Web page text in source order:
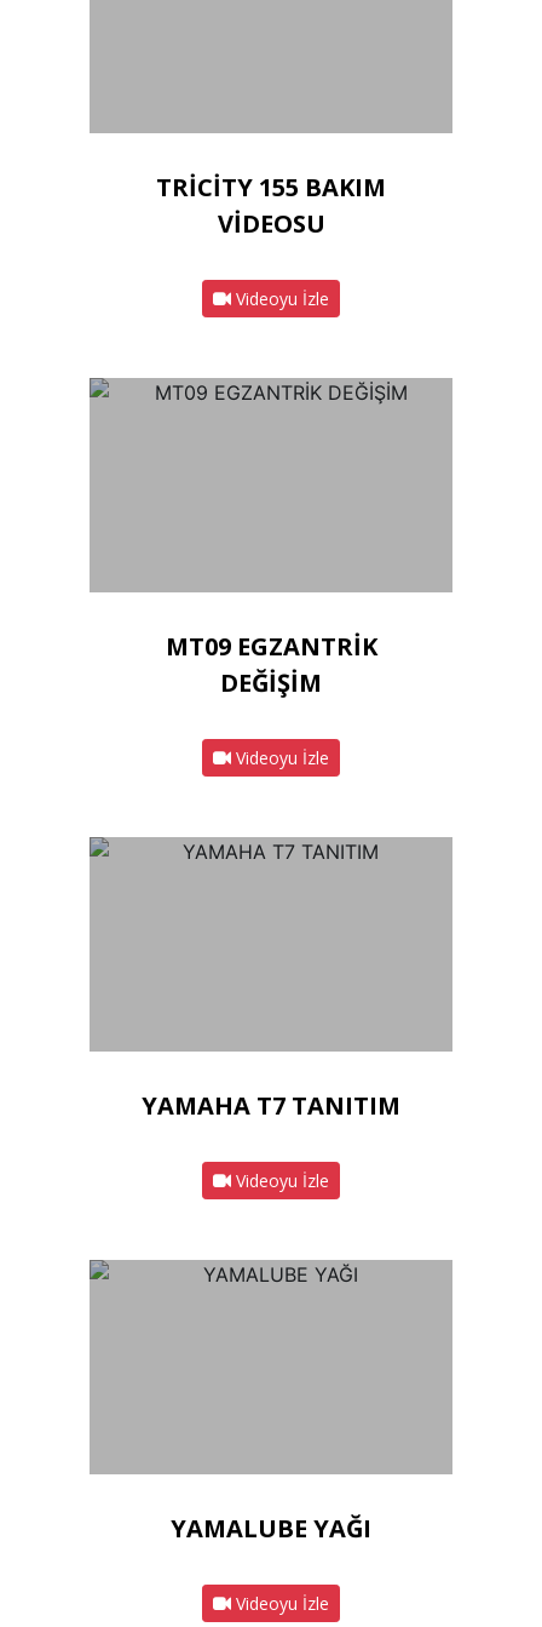
TRİCİTY 155 BAKIM
VİDEOSU
Videoyu İzle
MT09 EGZANTRİK
DEĞİŞİM
Videoyu İzle
YAMAHA T7 TANITIM
Videoyu İzle
YAMALUBE YAĞI
Videoyu İzle